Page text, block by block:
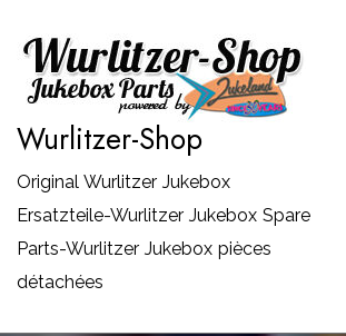
Inhalt
springen
Wurlitzer-Shop
Original Wurlitzer Jukebox
Ersatzteile-Wurlitzer Jukebox Spare
Parts-Wurlitzer Jukebox pièces
détachées